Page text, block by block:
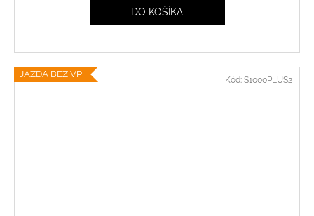
DO KOŠÍKA
JAZDA BEZ VP
Kód: S1000PLUS2